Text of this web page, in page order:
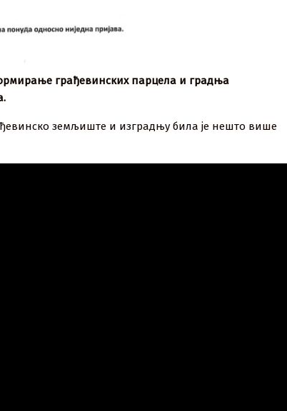
грађевинских парцела и градња
земљиште и изградњу била је нешто више